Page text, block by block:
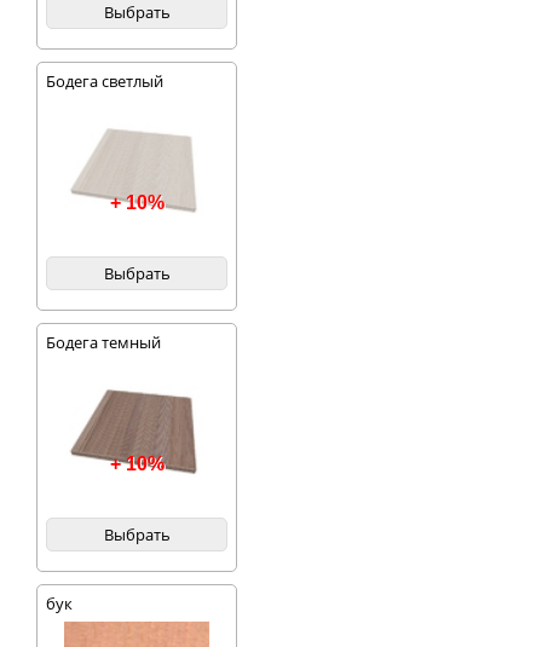
Выбрать
Бодега светлый
+ 10%
Выбрать
Бодега темный
+ 10%
Выбрать
бук